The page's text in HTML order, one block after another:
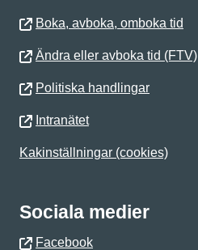
Boka, avboka, omboka tid
Ändra eller avboka tid (FTV)
Politiska handlingar
Intranätet
Kakinställningar (cookies)
Sociala medier
Facebook